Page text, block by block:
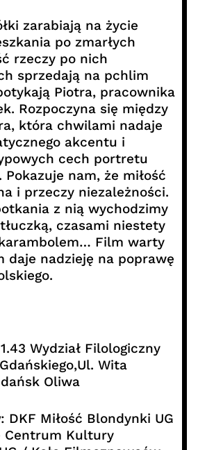
zarabiają na życie
po zmarłych
rzeczy po nich
sprzedają na pchlim
Piotra, pracownika
Rozpoczyna się między
która chwilami nadaje
akcentu i
cech portretu
Pokazuje nam, że miłość
i przeczy niezależności.
z nią wychodzimy
czasami niestety
Film warty
daje nadzieję na poprawę
Wydział Filologiczny
Wita
Oliwa
: DKF Miłość Blondynki UG
Centrum Kultury